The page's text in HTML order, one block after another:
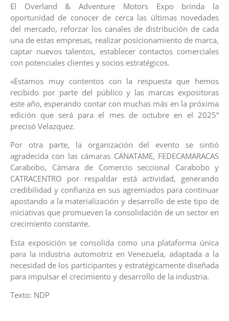
El Overland & Adventure Motors Expo brinda la
oportunidad de conocer de cerca las últimas novedades
del mercado, reforzar los canales de distribución de cada
una de estas empresas, realizar posicionamiento de marca,
captar nuevos talentos, establecer contactos comerciales
con potenciales clientes y socios estratégicos.
«Estamos muy contentos con la respuesta que hemos
recibido por parte del público y las marcas expositoras
este año, esperando contar con muchas más en la próxima
edición que será para el mes de octubre en el 2025”
precisó Velazquez.
Por otra parte, la organización del evento se sintió
agradecida con las cámaras CANATAME, FEDECAMARACAS
Carabobo, Cámara de Comercio seccional Carabobo y
CATRACENTRO por respaldar está actividad, generando
credibilidad y confianza en sus agremiados para continuar
apostando a la materialización y desarrollo de este tipo de
iniciativas que promueven la consolidación de un sector en
crecimiento constante.
Esta exposición se consolida como una plataforma única
para la industria automotriz en Venezuela, adaptada a la
necesidad de los participantes y estratégicamente diseñada
para impulsar el crecimiento y desarrollo de la industria.
Texto: NDP